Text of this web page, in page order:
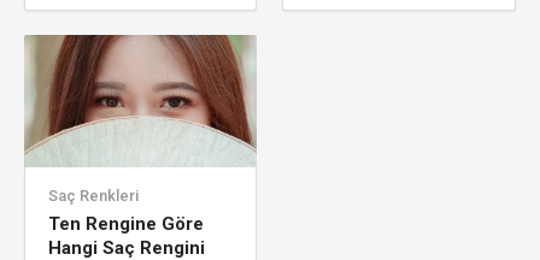
Saç Renkleri
Ten Rengine Göre
Hangi Saç Rengini